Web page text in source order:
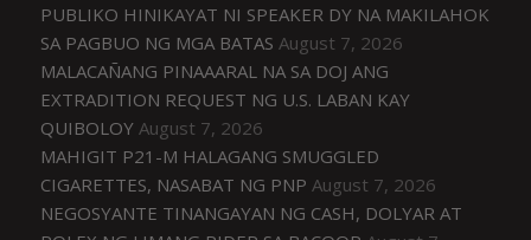
PUBLIKO HINIKAYAT NI SPEAKER DY NA MAKILAHOK
SA PAGBUO NG MGA BATAS August 7, 2026
MALACAÑANG PINAAARAL NA SA DOJ ANG
EXTRADITION REQUEST NG U.S. LABAN KAY
QUIBOLOY August 7, 2026
MAHIGIT P21-M HALAGANG SMUGGLED
CIGARETTES, NASABAT NG PNP August 7, 2026
NEGOSYANTE TINANGAYAN NG CASH, DOLYAR AT